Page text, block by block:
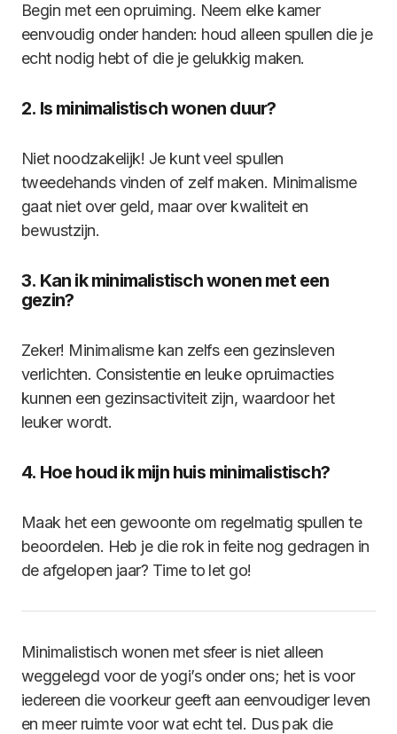
Begin met een opruiming. Neem elke kamer
eenvoudig onder handen: houd alleen spullen die je
echt nodig hebt of die je gelukkig maken.
2. Is minimalistisch wonen duur?
Niet noodzakelijk! Je kunt veel spullen
tweedehands vinden of zelf maken. Minimalisme
gaat niet over geld, maar over kwaliteit en
bewustzijn.
3. Kan ik minimalistisch wonen met een
gezin?
Zeker! Minimalisme kan zelfs een gezinsleven
verlichten. Consistentie en leuke opruimacties
kunnen een gezinsactiviteit zijn, waardoor het
leuker wordt.
4. Hoe houd ik mijn huis minimalistisch?
Maak het een gewoonte om regelmatig spullen te
beoordelen. Heb je die rok in feite nog gedragen in
de afgelopen jaar? Time to let go!
Minimalistisch wonen met sfeer is niet alleen
weggelegd voor de yogi’s onder ons; het is voor
iedereen die voorkeur geeft aan eenvoudiger leven
en meer ruimte voor wat echt tel. Dus pak die